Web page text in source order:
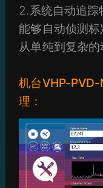
2.系统自动追踪
能够自动侦测
从单纯到复杂的
机台VHP-PVD-
理：